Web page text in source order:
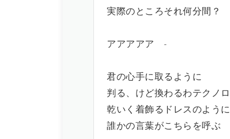
実際のところそれ何分間？
アアアアア -
君の心手に取るように
判る、けど換わるわテクノ
乾いく着飾るドレスのように
誰かの言葉がこちらを呼ぶ